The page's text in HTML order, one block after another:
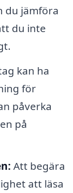
du jämföra
du inte
kan ha
för
påverka
på
Att begära
att läsa